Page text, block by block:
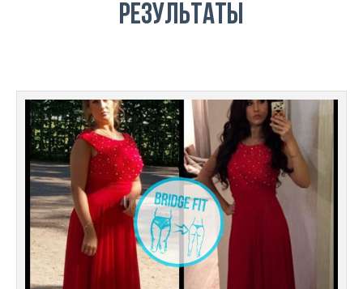
Результаты